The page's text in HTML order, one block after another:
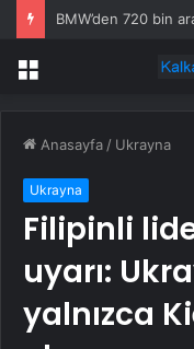
BMW’den 720 bin
Menü
Anasayfa / Ukrayna
Ukrayna
Filipinli
uyarı:
yalnızca